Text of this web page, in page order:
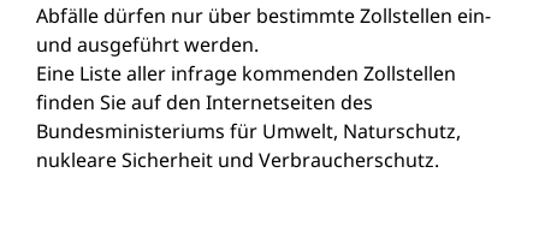
Abfälle dürfen nur über bestimmte Zollstellen ein-
und ausgeführt werden.
Eine Liste aller infrage kommenden Zollstellen
finden Sie auf den Internetseiten des
Bundesministeriums für Umwelt, Naturschutz,
nukleare Sicherheit und Verbraucherschutz.